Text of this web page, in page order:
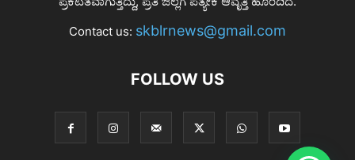
Contact us: skblrnews@gmail.com
FOLLOW US